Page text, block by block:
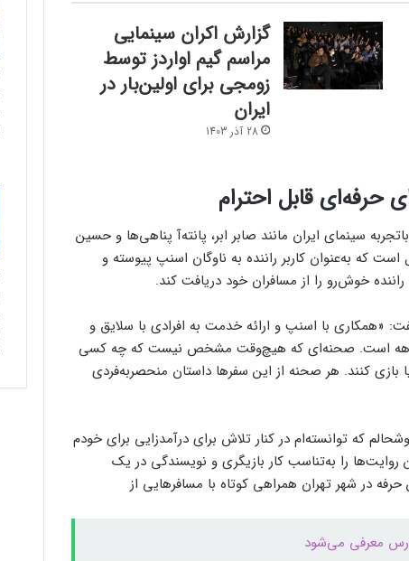
گزارش اکران سینمایی
مراسم گیم اواردز توسط
زومجی برای اولین‌بار در
ایران
28 آذر 1403
حرفه‌ای قابل احترام
سینمای ایران مانند صابر ابر، پانته‌آ پناهی‌ها و حسین
که به‌عنوان کاربر راننده به ناوگان اسنپ پیوسته و
خوش‌رو را از مسافران خود دریافت کند.
«همکاری با اسنپ و ارائه‌ خدمت به افرادی با سلایق و
بداهه است. صحنه‌ای که هیچ‌وقت مشخص نیست که چه کسی
بازی کنند. هر صحنه از این سفرها داستان منحصربه‌فردی
که توانسته‌ام در کنار تلاش برای درآمدزایی برای خودم
را به‌تناسب کار بازیگری و نویسندگی در یک
در شهر تهران همراهی کوتاه با مسافرهایی از
فرم‌ور باتری در گوشی‌های شیائومی با
مخفی دریافت کرد
چرا تخم مرغ سفت می‌شود؟
اینتل را در ویندوز Windows 11 24H2 کنار
گذاشت؛ پایانی بر عصر کامت‌لیک
نسل جدید مانیتور استودیو دیسپلی اپل سال
۲۰۲۶ از راه می‌رسد؛ گزارش بلومبرگ
گیمرها، محتواسازان و کسب‌وکارها